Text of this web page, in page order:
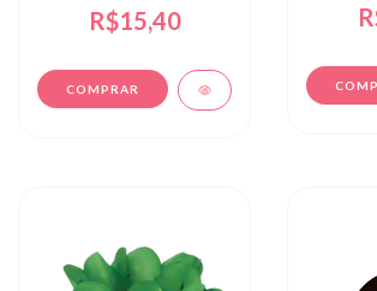
R$15,40